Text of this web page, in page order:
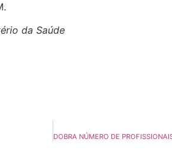
da Saúde